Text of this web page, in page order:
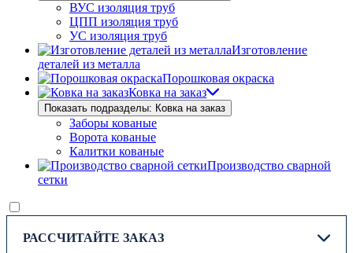
ВУС изоляция труб
ЦПП изоляция труб
УС изоляция труб
Изготовление
деталей из металла
Порошковая окраска
Ковка на заказ
Показать подразделы: Ковка на заказ
Заборы кованые
Ворота кованые
Калитки кованые
Производство сварной
сетки
РАССЧИТАЙТЕ ЗАКАЗ